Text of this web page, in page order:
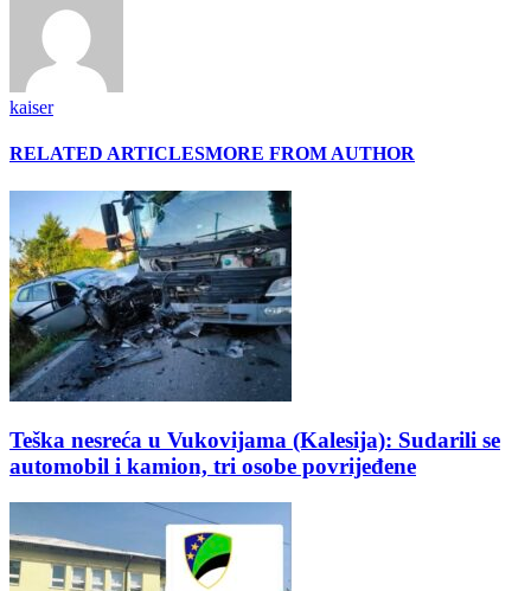
kaiser
RELATED ARTICLESMORE FROM AUTHOR
Teška nesreća u Vukovijama (Kalesija): Sudarili se
automobil i kamion, tri osobe povrijeđene